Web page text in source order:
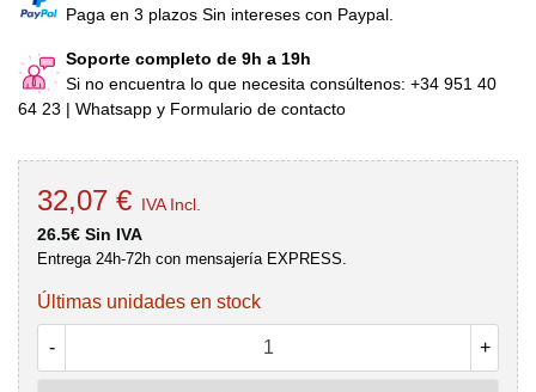
Paga en 3 plazos Sin intereses con Paypal.
Soporte completo de 9h a 19h
Si no encuentra lo que necesita consúltenos: +34 951 40
64 23 | Whatsapp y Formulario de contacto
32,07 € IVA Incl.
26.5€ Sin IVA
Entrega 24h-72h con mensajería EXPRESS.
Últimas unidades en stock
- +